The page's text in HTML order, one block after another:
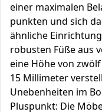
einer maximalen
punkten und sich
ähnliche
robusten Füße aus
eine Höhe von
15 Millimeter
Unebenheiten im
Pluspunkt: Die